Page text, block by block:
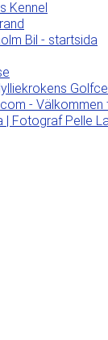
Kennel
Bil - startsida
-
| Fotograf Pelle